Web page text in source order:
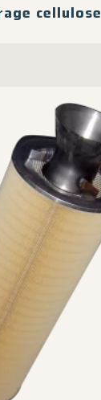
cellulose